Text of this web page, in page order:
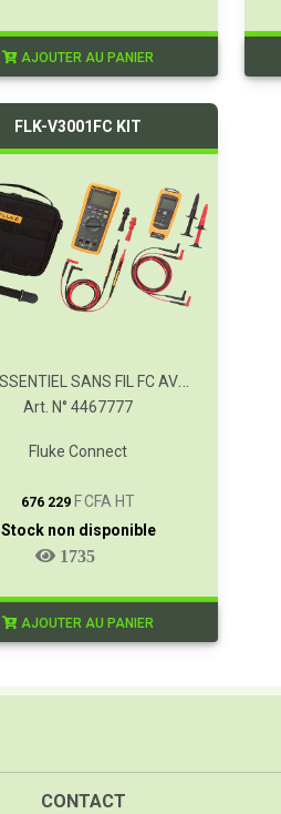
AJOUTER AU PANIER
FLK-V3001FC KIT
KIT ESSENTIEL SANS FIL FC AVEC V3001
Art. N° 4467777
Fluke Connect
676 229 F CFA HT
Stock non disponible
1735
AJOUTER AU PANIER
CONTACT